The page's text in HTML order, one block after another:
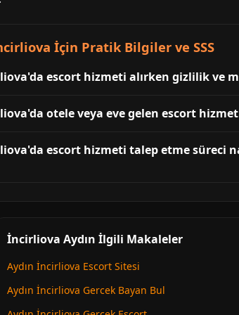
İçin Pratik Bilgiler ve SSS
escort hizmeti alırken gizlilik ve
otele veya eve gelen escort
escort hizmeti talep etme süreci
İncirliova Aydın İlgili Makaleler
Aydın İncirliova Escort Sitesi
Aydın İncirliova Gercek Bayan Bul